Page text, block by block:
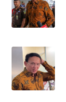
JATIM
WN
KALBAR